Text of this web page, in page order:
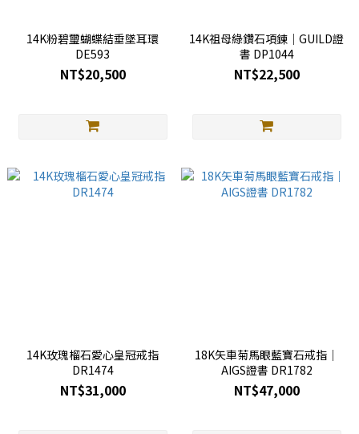
14K粉碧璽蝴蝶結垂墜耳環
DE593
NT$20,500
14K祖母綠鑽石項鍊｜GUILD證
書 DP1044
NT$22,500
14K玫瑰榴石愛心皇冠戒指
DR1474
NT$31,000
18K矢車菊馬眼藍寶石戒指｜
AIGS證書 DR1782
NT$47,000